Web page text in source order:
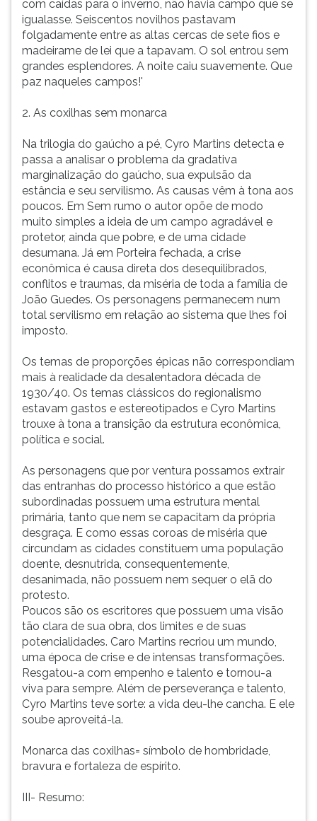
com caídas para o inverno, não havia campo que se
igualasse. Seiscentos novilhos pastavam
folgadamente entre as altas cercas de sete fios e
madeirame de lei que a tapavam. O sol entrou sem
grandes esplendores. A noite caiu suavemente. Que
paz naqueles campos!'
2. As coxilhas sem monarca
Na trilogia do gaúcho a pé, Cyro Martins detecta e
passa a analisar o problema da gradativa
marginalização do gaúcho, sua expulsão da
estância e seu servilismo. As causas vêm à tona aos
poucos. Em Sem rumo o autor opõe de modo
muito simples a ideia de um campo agradável e
protetor, ainda que pobre, e de uma cidade
desumana. Já em Porteira fechada, a crise
econômica é causa direta dos desequilibrados,
conflitos e traumas, da miséria de toda a família de
João Guedes. Os personagens permanecem num
total servilismo em relação ao sistema que lhes foi
imposto.
Os temas de proporções épicas não correspondiam
mais à realidade da desalentadora década de
1930/40. Os temas clássicos do regionalismo
estavam gastos e estereotipados e Cyro Martins
trouxe à tona a transição da estrutura econômica,
política e social.
As personagens que por ventura possamos extrair
das entranhas do processo histórico a que estão
subordinadas possuem uma estrutura mental
primária, tanto que nem se capacitam da própria
desgraça. E como essas coroas de miséria que
circundam as cidades constituem uma população
doente, desnutrida, consequentemente,
desanimada, não possuem nem sequer o elã do
protesto.
Poucos são os escritores que possuem uma visão
tão clara de sua obra, dos limites e de suas
potencialidades. Caro Martins recriou um mundo,
uma época de crise e de intensas transformações.
Resgatou-a com empenho e talento e tornou-a
viva para sempre. Além de perseverança e talento,
Cyro Martins teve sorte: a vida deu-lhe cancha. E ele
soube aproveitá-la.
Monarca das coxilhas= símbolo de hombridade,
bravura e fortaleza de espírito.
III- Resumo: